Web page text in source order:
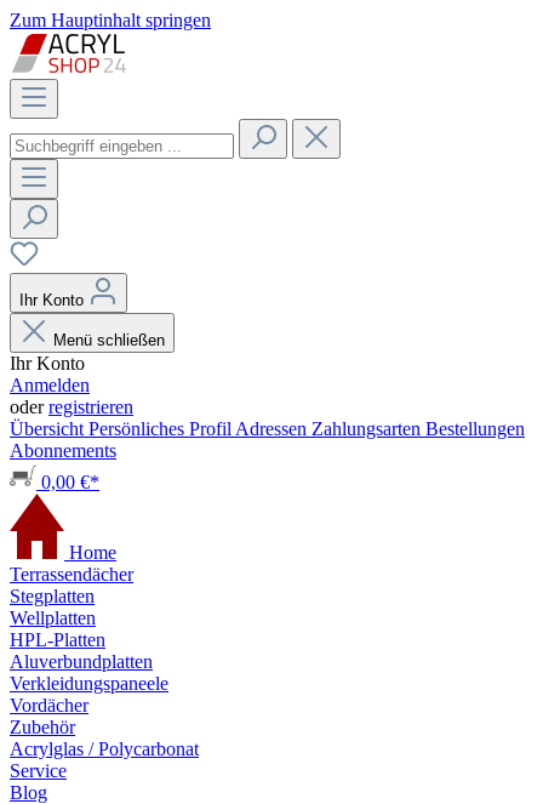
Zum Hauptinhalt springen
Ihr Konto
Menü schließen
Ihr Konto
Anmelden
oderregistrieren
Übersicht Persönliches Profil Adressen Zahlungsarten Bestellungen
Abonnements
0,00 €*
Home
Terrassendächer
Stegplatten
Wellplatten
HPL-Platten
Aluverbundplatten
Verkleidungspaneele
Vordächer
Zubehör
Acrylglas / Polycarbonat
Service
Blog